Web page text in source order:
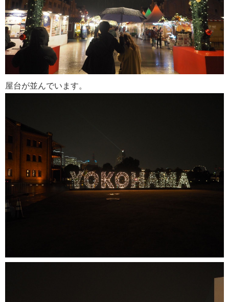
屋台が並んでいます。